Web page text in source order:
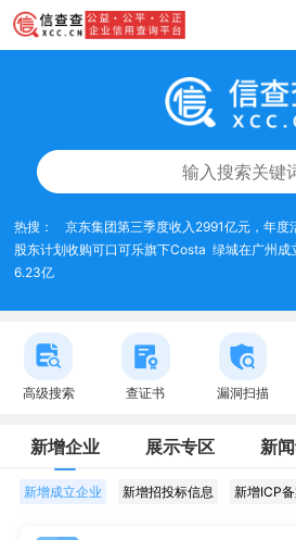
热搜： 京东集团第三季度收入2991亿元，年度
股东计划收购可口可乐旗下Costa 绿城在广州成
6.23亿
高级搜索 查证书 漏洞扫描
新增企业 展示专区 新
新增成立企业 新增招投标信息 新增ICP